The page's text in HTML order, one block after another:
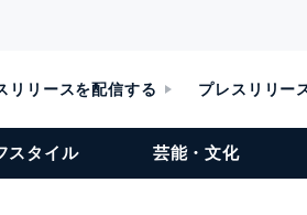
リリースを配信する プレスリリー
スタイル 芸能・文化